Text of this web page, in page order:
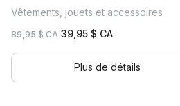
Vêtements, jouets et accessoires
89,95$ CA Le
était :
89,95 $
39,95 $ CALe
est :
39,95 $
Plus de détails